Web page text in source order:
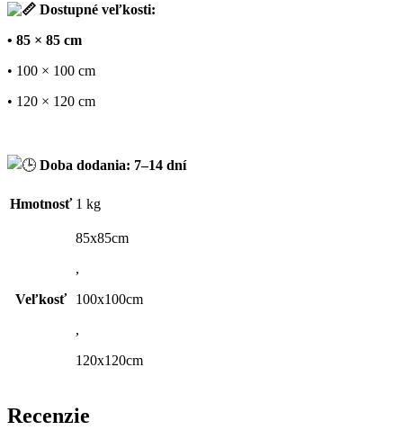
Dostupné veľkosti:
• 85 × 85 cm
• 100 × 100 cm
• 120 × 120 cm
Doba dodania: 7–14 dní
Hmotnosť 1 kg
Veľkosť
85x85cm
,
100x100cm
,
120x120cm
Recenzie